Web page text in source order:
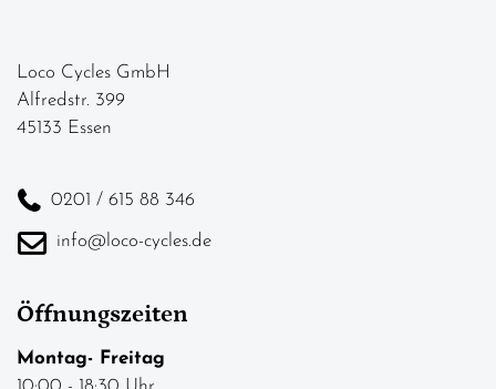
Loco Cycles GmbH
Alfredstr. 399
45133 Essen
0201 / 615 88 346
info@loco-cycles.de
Öffnungszeiten
Montag- Freitag